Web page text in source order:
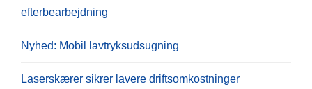
efterbearbejdning
Nyhed: Mobil lavtryksudsugning
Laserskærer sikrer lavere driftsomkostninger